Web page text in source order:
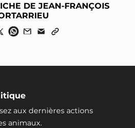
DE JEAN-FRANÇOIS
aux dernières actions
animaux.